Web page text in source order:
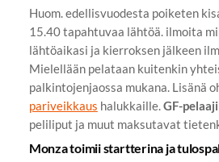
Huom. edellisvuodesta poiketen
15.40 tapahtuvaa lähtöä. ilmoita
lähtöaikasi ja kierroksen jälkeen
Mielellään pelataan kuitenkin
palkintojenjaossa mukana. Lisänä
pariveikkaus halukkaille.GF-
peliliput ja muut maksutavat
Monza toimii startterina ja